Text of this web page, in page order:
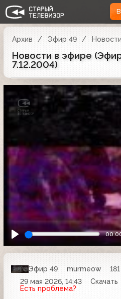
Архив Эфир 49
Новости в эфире
7.12.2004)
Эфир 49 murmeow
181
29 мая 2026, 14:43
Скачать
Есть проблема?